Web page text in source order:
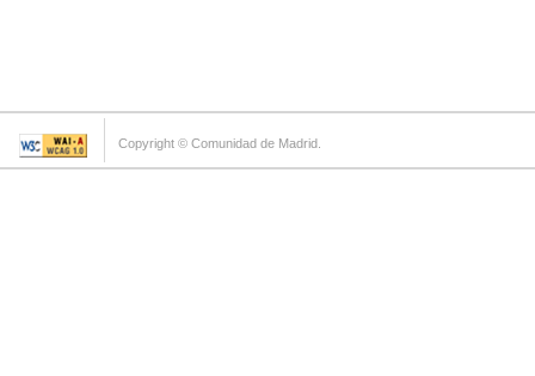
Copyright © Comunidad de Madrid.